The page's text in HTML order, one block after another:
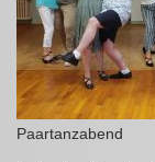
Paartanzabend